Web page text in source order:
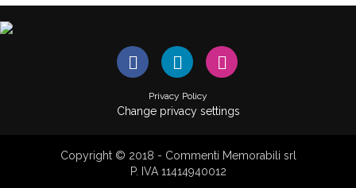
Privacy Policy
Change privacy settings
Copyright © 2018 - Commenti Memorabili srl
P. IVA 11414940012